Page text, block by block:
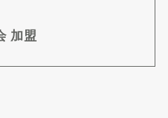
加盟